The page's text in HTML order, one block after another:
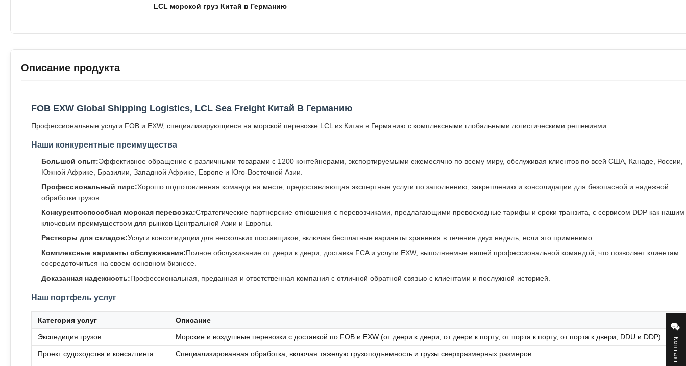
Контакт
LCL морской груз Китай в Германию
Описание продукта
FOB EXW Global Shipping Logistics, LCL Sea Freight Китай В Германию
Профессиональные услуги FOB и EXW, специализирующиеся на морской перевозке LCL из Китая в Германию с комплексными глобальными логистическими решениями.
Наши конкурентные преимущества
Большой опыт:Эффективное обращение с различными товарами с 1200 контейнерами, экспортируемыми ежемесячно по всему миру, обслуживая клиентов по всей США, Канаде, России,
Южной Африке, Бразилии, Западной Африке, Европе и Юго-Восточной Азии.
Профессиональный пирс:Хорошо подготовленная команда на месте, предоставляющая экспертные услуги по заполнению, закреплению и консолидации для безопасной и надежной
обработки грузов.
Конкурентоспособная морская перевозка:Стратегические партнерские отношения с перевозчиками, предлагающими превосходные тарифы и сроки транзита, с сервисом DDP как нашим
ключевым преимуществом для рынков Центральной Азии и Европы.
Растворы для складов:Услуги консолидации для нескольких поставщиков, включая бесплатные варианты хранения в течение двух недель, если это применимо.
Комплексные варианты обслуживания:Полное обслуживание от двери к двери, доставка FCA и услуги EXW, выполняемые нашей профессиональной командой, что позволяет клиентам
сосредоточиться на своем основном бизнесе.
Доказанная надежность:Профессиональная, преданная и ответственная компания с отличной обратной связью с клиентами и послужной историей.
Наш портфель услуг
Категория услуг Описание
Экспедиция грузов Морские и воздушные перевозки с доставкой по FOB и EXW (от двери к двери, от двери к порту, от порта к порту, от порта к двери, DDU и DDP)
Проект судоходства и консалтинга Специализированная обработка, включая тяжелую грузоподъемность и грузы сверхразмерных размеров